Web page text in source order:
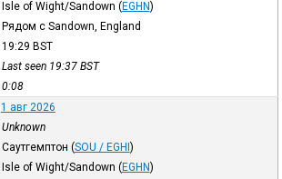
Isle of Wight/Sandown (EGHN)
Рядом с Sandown, England
19:29 BST
Last seen 19:37 BST
0:08
1 авг 2026
Unknown
Саутгемптон (SOU / EGHI)
Isle of Wight/Sandown (EGHN)